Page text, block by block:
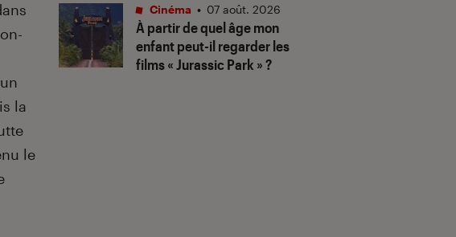
la
le
À partir de quel âge mon
enfant peut-il regarder les
films « Jurassic Park » ?
Cinéma • 07 août. 2026